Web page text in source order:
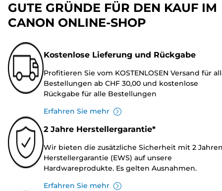
GUTE GRÜNDE FÜR DEN KAUF IM
CANON ONLINE-SHOP
Kostenlose Lieferung und Rückgabe
Profitieren Sie vom KOSTENLOSEN Versand für
Bestellungen ab CHF 30,00 und kostenlose
Rückgabe für alle Bestellungen
Erfahren Sie mehr
2 Jahre Herstellergarantie*
Wir bieten die zusätzliche Sicherheit mit 2
Herstellergarantie (EWS) auf unsere
Hardwareprodukte. Es gelten Ausnahmen.
Erfahren Sie mehr